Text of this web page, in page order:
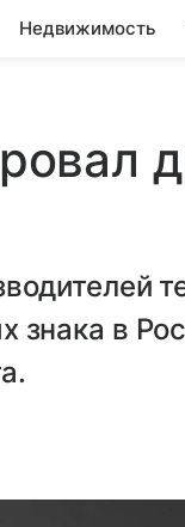
Недвижимость
знака в